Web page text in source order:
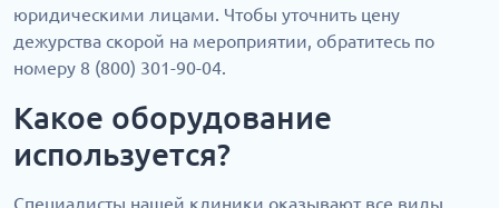
юридическими лицами. Чтобы уточнить цену
дежурства скорой на мероприятии, обратитесь по
номеру 8 (800) 301-90-04.
Какое оборудование
используется?
Специалисты нашей клиники оказывают все виды